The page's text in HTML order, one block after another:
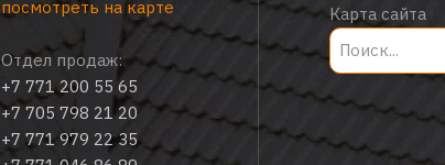
посмотреть на карте
Отдел продаж:
+7 771 200 55 65
+7 705 798 21 20
+7 771 979 22 35
Карта сайта